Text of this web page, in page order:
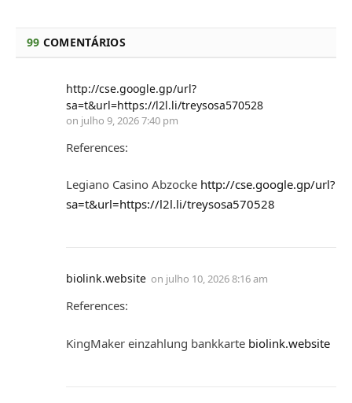
99 COMENTÁRIOS
http://cse.google.gp/url?
sa=t&url=https://l2l.li/treysosa570528
on julho 9, 2026 7:40 pm
References:
Legiano Casino Abzocke http://cse.google.gp/url?
sa=t&url=https://l2l.li/treysosa570528
biolink.website on julho 10, 2026 8:16 am
References:
KingMaker einzahlung bankkarte biolink.website